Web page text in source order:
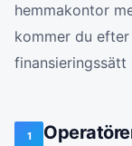
hemmakontor
kommer du
1